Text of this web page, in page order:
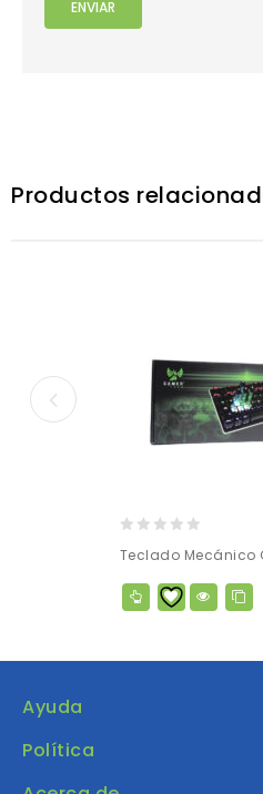
Productos
out
of
Teclado Mecánico
Ayuda
Política